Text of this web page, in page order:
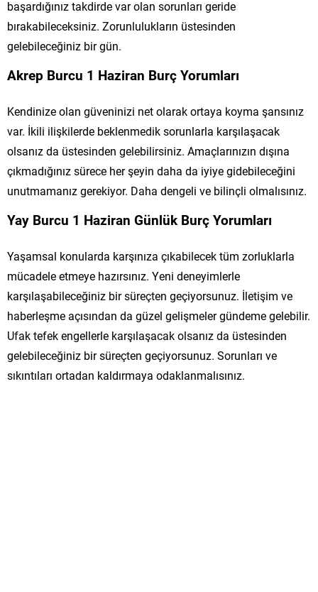
başardığınız takdirde var olan sorunları geride
bırakabileceksiniz. Zorunlulukların üstesinden
gelebileceğiniz bir gün.
Akrep Burcu 1 Haziran Burç Yorumları
Kendinize olan güveninizi net olarak ortaya koyma şansınız
var. İkili ilişkilerde beklenmedik sorunlarla karşılaşacak
olsanız da üstesinden gelebilirsiniz. Amaçlarınızın dışına
çıkmadığınız sürece her şeyin daha da iyiye gidebileceğini
unutmamanız gerekiyor. Daha dengeli ve bilinçli olmalısınız.
Yay Burcu 1 Haziran Günlük Burç Yorumları
Yaşamsal konularda karşınıza çıkabilecek tüm zorluklarla
mücadele etmeye hazırsınız. Yeni deneyimlerle
karşılaşabileceğiniz bir süreçten geçiyorsunuz. İletişim ve
haberleşme açısından da güzel gelişmeler gündeme gelebilir.
Ufak tefek engellerle karşılaşacak olsanız da üstesinden
gelebileceğiniz bir süreçten geçiyorsunuz. Sorunları ve
sıkıntıları ortadan kaldırmaya odaklanmalısınız.